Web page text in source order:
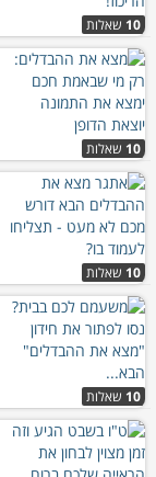
10 שאלות
10 שאלות
10 שאלות
10 שאלות